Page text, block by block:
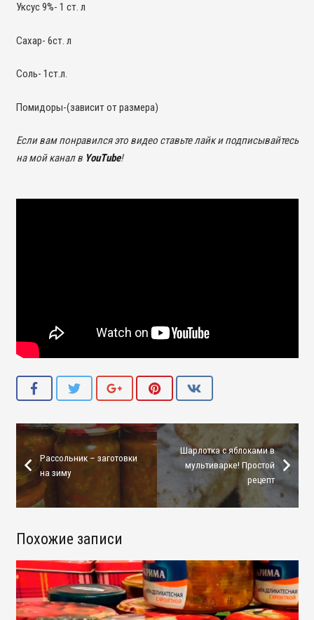
Уксус 9%- 1 ст. л
Сахар- 6ст. л
Соль- 1ст.л.
Помидоры-(зависит от размера)
Если вам понравился это видео ставьте лайк и подписывайтесь
на мой канал в YouTube!
Шарлотка с яблоками в
мультиварке! Простой
рецепт
Рассольник – заготовки
на зиму
Похожие записи